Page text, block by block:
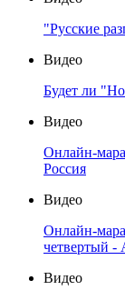
"Русские
Видео
Будет ли
Видео
Онлайн-
Россия
Видео
Онлайн-
четвертый -
Видео